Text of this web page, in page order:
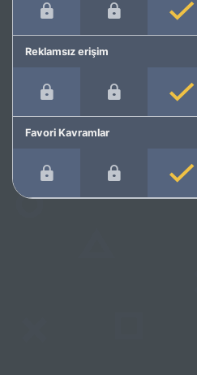
Reklamsız erişim
Favori Kavramlar